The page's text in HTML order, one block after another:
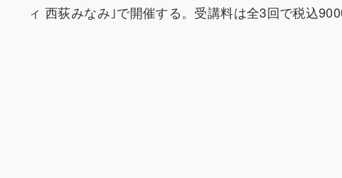
ィ 西荻みなみ｣で開催する。受講料は全3回で税込